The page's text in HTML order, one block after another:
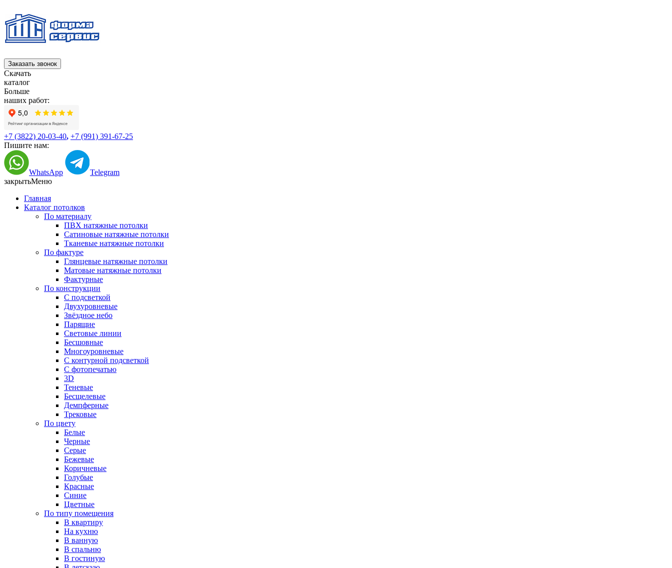
Заказать звонок
Скачать
каталог
Больше
наших работ:
+7 (3822) 20-03-40, +7 (991) 391-67-25
Пишите нам:
WhatsApp
Telegram
закрытьМеню
Главная
Каталог потолков
По материалу
ПВХ натяжные потолки
Сатиновые натяжные потолки
Тканевые натяжные потолки
По фактуре
Глянцевые натяжные потолки
Матовые натяжные потолки
Фактурные
По конструкции
С подсветкой
Двухуровневые
Звёздное небо
Парящие
Световые линии
Бесшовные
Многоуровневые
С контурной подсветкой
С фотопечатью
3D
Теневые
Бесщелевые
Демпферные
Трековые
По цвету
Белые
Черные
Серые
Бежевые
Коричневые
Голубые
Красные
Синие
Цветные
По типу помещения
В квартиру
На кухню
В ванную
В спальню
В гостиную